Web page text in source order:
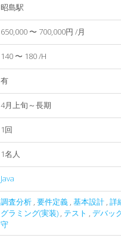
昭島駅
650,000 〜 700,000円 /月
140 〜 180 /H
有
4月上旬～長期
1回
1名人
Java
調査分析 , 要件定義 , 基本設計 , 詳
グラミング(実装) , テスト , デバッ
守